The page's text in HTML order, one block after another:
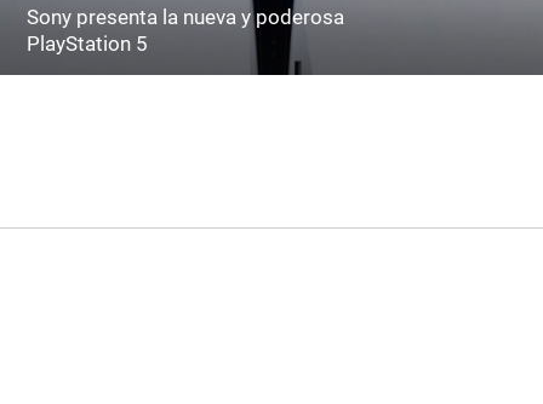
Sony presenta la nueva y poderosa
PlayStation 5